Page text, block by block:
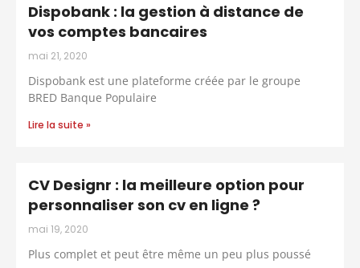
Dispobank : la gestion à distance de
vos comptes bancaires
mai 21, 2020
Dispobank est une plateforme créée par le groupe
BRED Banque Populaire
Lire la suite »
CV Designr : la meilleure option pour
personnaliser son cv en ligne ?
mai 19, 2020
Plus complet et peut être même un peu plus poussé